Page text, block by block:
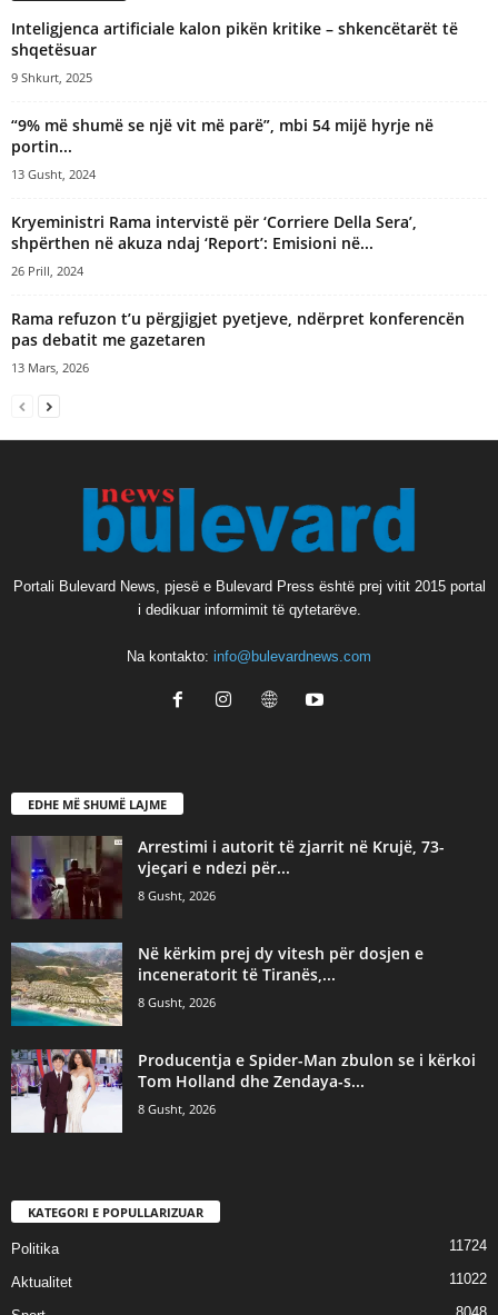
Inteligjenca artificiale kalon pikën kritike – shkencëtarët të
shqetësuar
9 Shkurt, 2025
“9% më shumë se një vit më parë”, mbi 54 mijë hyrje në
portin...
13 Gusht, 2024
Kryeministri Rama intervistë për ‘Corriere Della Sera’,
shpërthen në akuza ndaj ‘Report’: Emisioni në...
26 Prill, 2024
Rama refuzon t’u përgjigjet pyetjeve, ndërpret konferencën
pas debatit me gazetaren
13 Mars, 2026
Portali Bulevard News, pjesë e Bulevard Press është prej vitit 2015 portal
i dedikuar informimit të qytetarëve.
Na kontakto: info@bulevardnews.com
EDHE MË SHUMË LAJME
Arrestimi i autorit të zjarrit në Krujë, 73-
vjeçari e ndezi për...
8 Gusht, 2026
Në kërkim prej dy vitesh për dosjen e
inceneratorit të Tiranës,...
8 Gusht, 2026
Producentja e Spider-Man zbulon se i kërkoi
Tom Holland dhe Zendaya-s...
8 Gusht, 2026
KATEGORI E POPULLARIZUAR
Politika 11724
Aktualitet 11022